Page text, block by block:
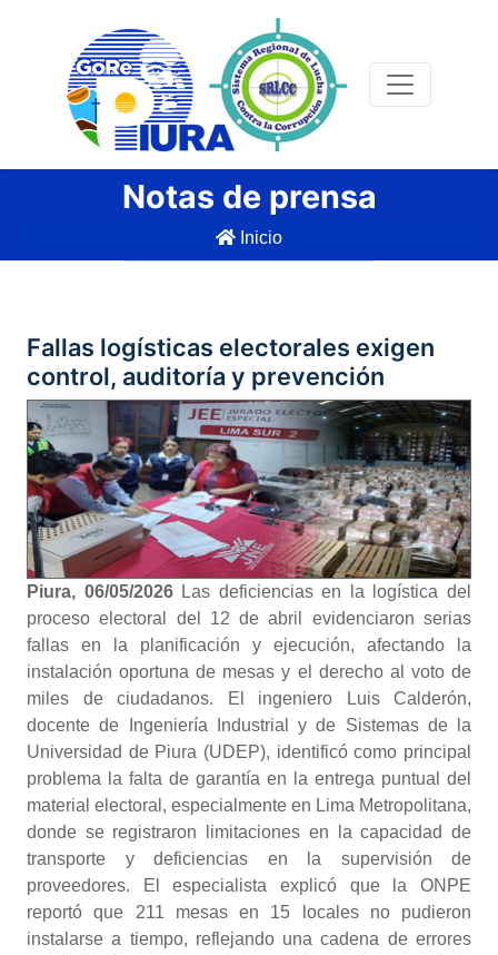
Notas de prensa
Inicio
Fallas logísticas electorales exigen
control, auditoría y prevención
Piura, 06/05/2026 Las deficiencias en la logística del
proceso electoral del 12 de abril evidenciaron serias
fallas en la planificación y ejecución, afectando la
instalación oportuna de mesas y el derecho al voto de
miles de ciudadanos. El ingeniero Luis Calderón,
docente de Ingeniería Industrial y de Sistemas de la
Universidad de Piura (UDEP), identificó como principal
problema la falta de garantía en la entrega puntual del
material electoral, especialmente en Lima Metropolitana,
donde se registraron limitaciones en la capacidad de
transporte y deficiencias en la supervisión de
proveedores. El especialista explicó que la ONPE
reportó que 211 mesas en 15 locales no pudieron
instalarse a tiempo, reflejando una cadena de errores